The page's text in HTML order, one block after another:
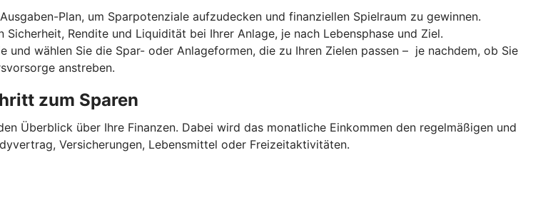
Plan, um Sparpotenziale aufzudecken und finanziellen Spielraum zu gewinnen.
Sicherheit, Rendite und Liquidität bei Ihrer Anlage, je nach Lebensphase und Ziel.
und wählen Sie die Spar- oder Anlageformen, die zu Ihren Zielen passen – je nachdem, ob Sie
anstreben.
zum Sparen
Überblick über Ihre Finanzen. Dabei wird das monatliche Einkommen den regelmäßigen und
Versicherungen, Lebensmittel oder Freizeitaktivitäten.